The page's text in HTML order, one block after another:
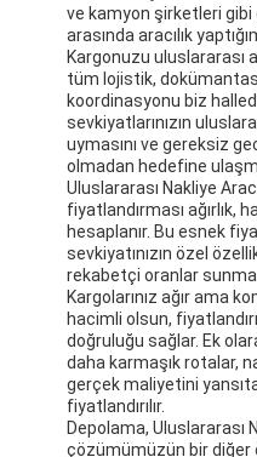
Ana sayfa
Ürünler
Hakkımızda
ve kamyon şirketleri gibi
arasında aracılık
Kargonuzu uluslararası
tüm lojistik,
koordinasyonu biz
sevkiyatlarınızın
uymasını ve gereksiz
olmadan hedefine
Uluslararası Nakliye
fiyatlandırması ağırlık,
hesaplanır. Bu esnek
sevkiyatınızın özel
rekabetçi oranlar
Kargolarınız ağır ama
hacimli olsun,
doğruluğu sağlar. Ek
daha karmaşık rotalar,
gerçek maliyetini
fiyatlandırılır.
Depolama, Uluslararası
çözümümüzün bir diğer